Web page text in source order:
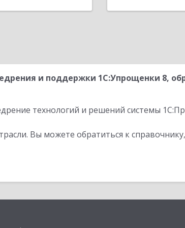
и поддержки 1С:Упрощенки 8,
технологий и решений системы
Вы можете обратиться к